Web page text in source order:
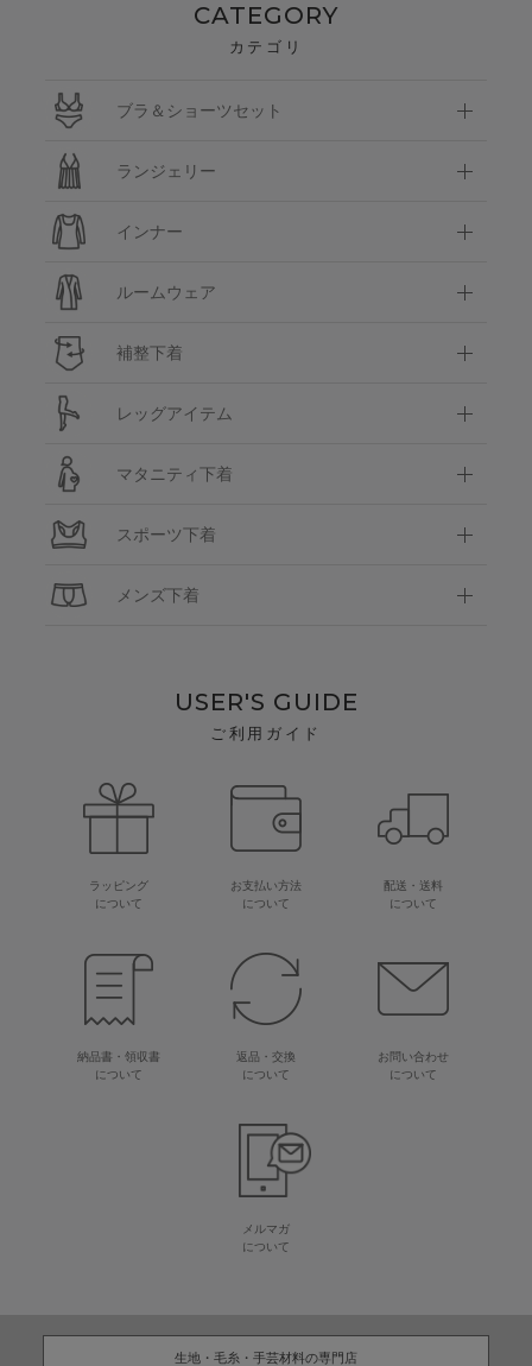
CATEGORY
カテゴリ
ブラ＆ショーツセット
ランジェリー
インナー
ルームウェア
補整下着
レッグアイテム
マタニティ下着
スポーツ下着
メンズ下着
USER'S GUIDE
ご利用ガイド
ラッピング
について
お支払い方法
について
配送・送料
について
納品書・領収書
について
返品・交換
について
お問い合わせ
について
メルマガ
について
生地・毛糸・手芸材料の専門店